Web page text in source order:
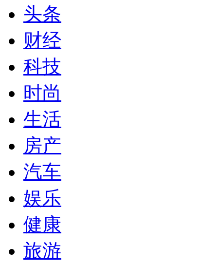
头条
财经
科技
时尚
生活
房产
汽车
娱乐
健康
旅游